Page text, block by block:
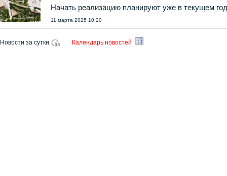
Начать реализацию планируют уже в текущем
11 марта 2025 10:20
Новости за сутки Календарь новостей